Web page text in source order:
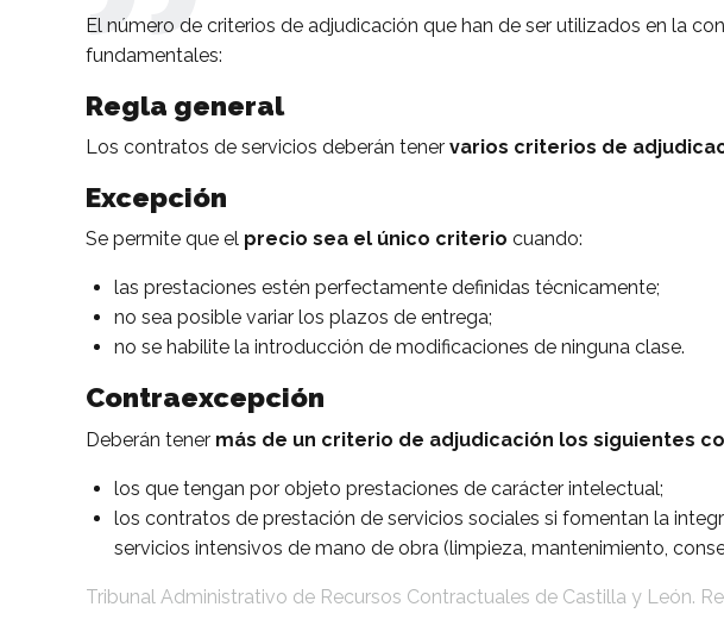
El número de criterios de adjudicación que han de ser utilizados en la
fundamentales:
Regla general
Los contratos de servicios deberán tener varios criterios de
Excepción
Se permite que el precio sea el único criterio cuando:
las prestaciones estén perfectamente definidas técnicamente;
no sea posible variar los plazos de entrega;
no se habilite la introducción de modificaciones de ninguna clase.
Contraexcepción
Deberán tener más de un criterio de adjudicación los siguientes
los que tengan por objeto prestaciones de carácter intelectual;
los contratos de prestación de servicios sociales si fomentan la
servicios intensivos de mano de obra (limpieza, mantenimiento,
Tribunal Administrativo de Recursos Contractuales de Castilla y León.